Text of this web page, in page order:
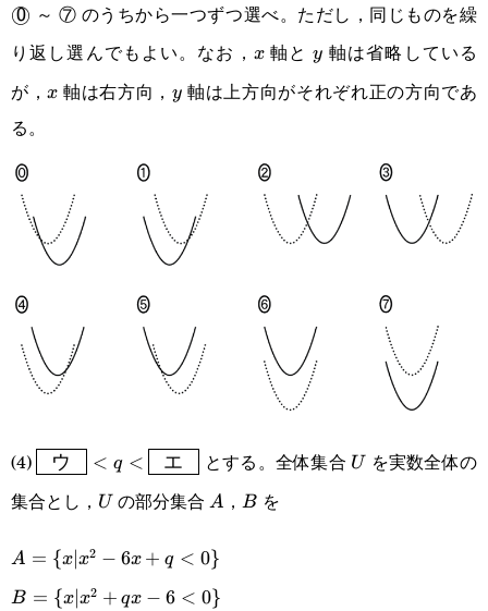
0
◯ ～ ⑦ のうちから一つずつ選べ。ただし，同じものを繰
り返し選んでもよい。なお， x
x軸とy
y 軸は省略している
が，x
x 軸は右方向， y
y 軸は上方向がそれぞれ正の方向であ
る。
(4) \boxed{\enspace\text{ウ}\enspace}
<q<\boxed{\enspace\text{エ}\enspace}
ウ < q < エ とする。全体集合 U
U を実数全体の
集合とし， U
Uの部分集合 A
A ， B
B を
A=\
{x|x^2-
A = {x∣ x2 − 6x + q < 0}
B=\
B = {x∣ x2 + qx − 6 < 0}